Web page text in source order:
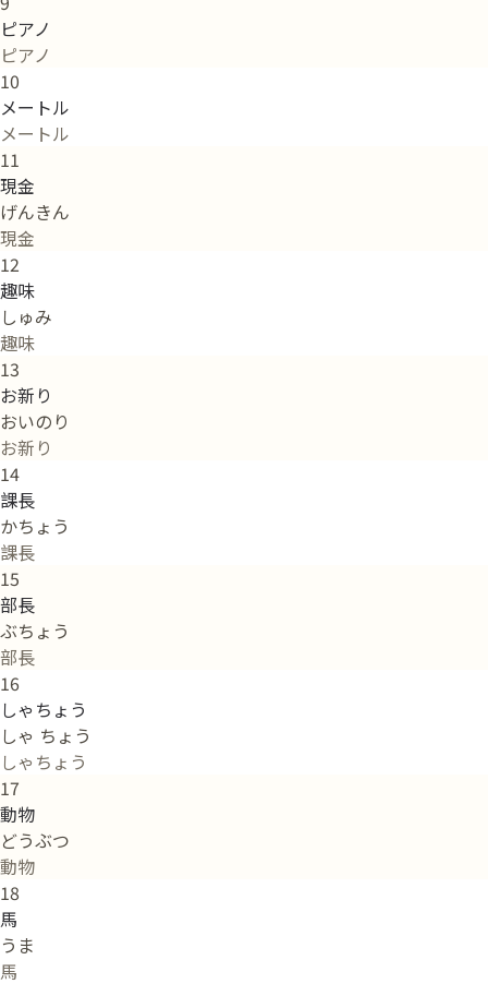
ピアノ
ピアノ
10
メートル
メートル
11
現金
げんきん
現金
12
趣味
しゅみ
趣味
13
お新り
おいのり
お新り
14
課長
かちょう
課長
15
部長
ぶちょう
部長
16
しゃちょう
しゃ ちょう
しゃちょう
17
動物
どうぶつ
動物
18
馬
うま
馬